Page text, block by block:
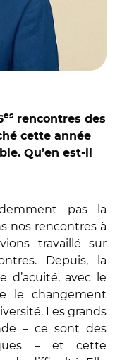
es rencontres des
cette année
Qu’en est-il
pas la
nos rencontres à
travaillé sur
Depuis, la
d’acuité, avec le
le changement
Les grands
– ce sont des
– et cette